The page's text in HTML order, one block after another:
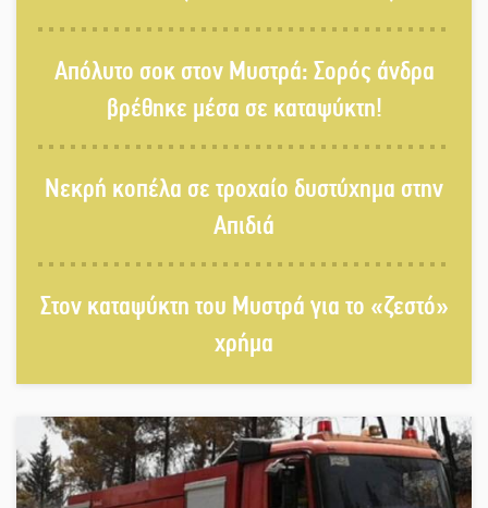
Απόλυτο σοκ στον Μυστρά: Σορός άνδρα
βρέθηκε μέσα σε καταψύκτη!
Νεκρή κοπέλα σε τροχαίο δυστύχημα στην
Απιδιά
Στον καταψύκτη του Μυστρά για το «ζεστό»
χρήμα